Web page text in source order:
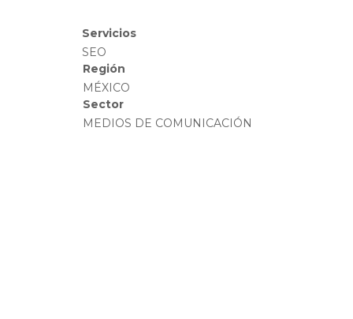
Servicios
SEO
Región
MÉXICO
Sector
MEDIOS DE COMUNICACIÓN